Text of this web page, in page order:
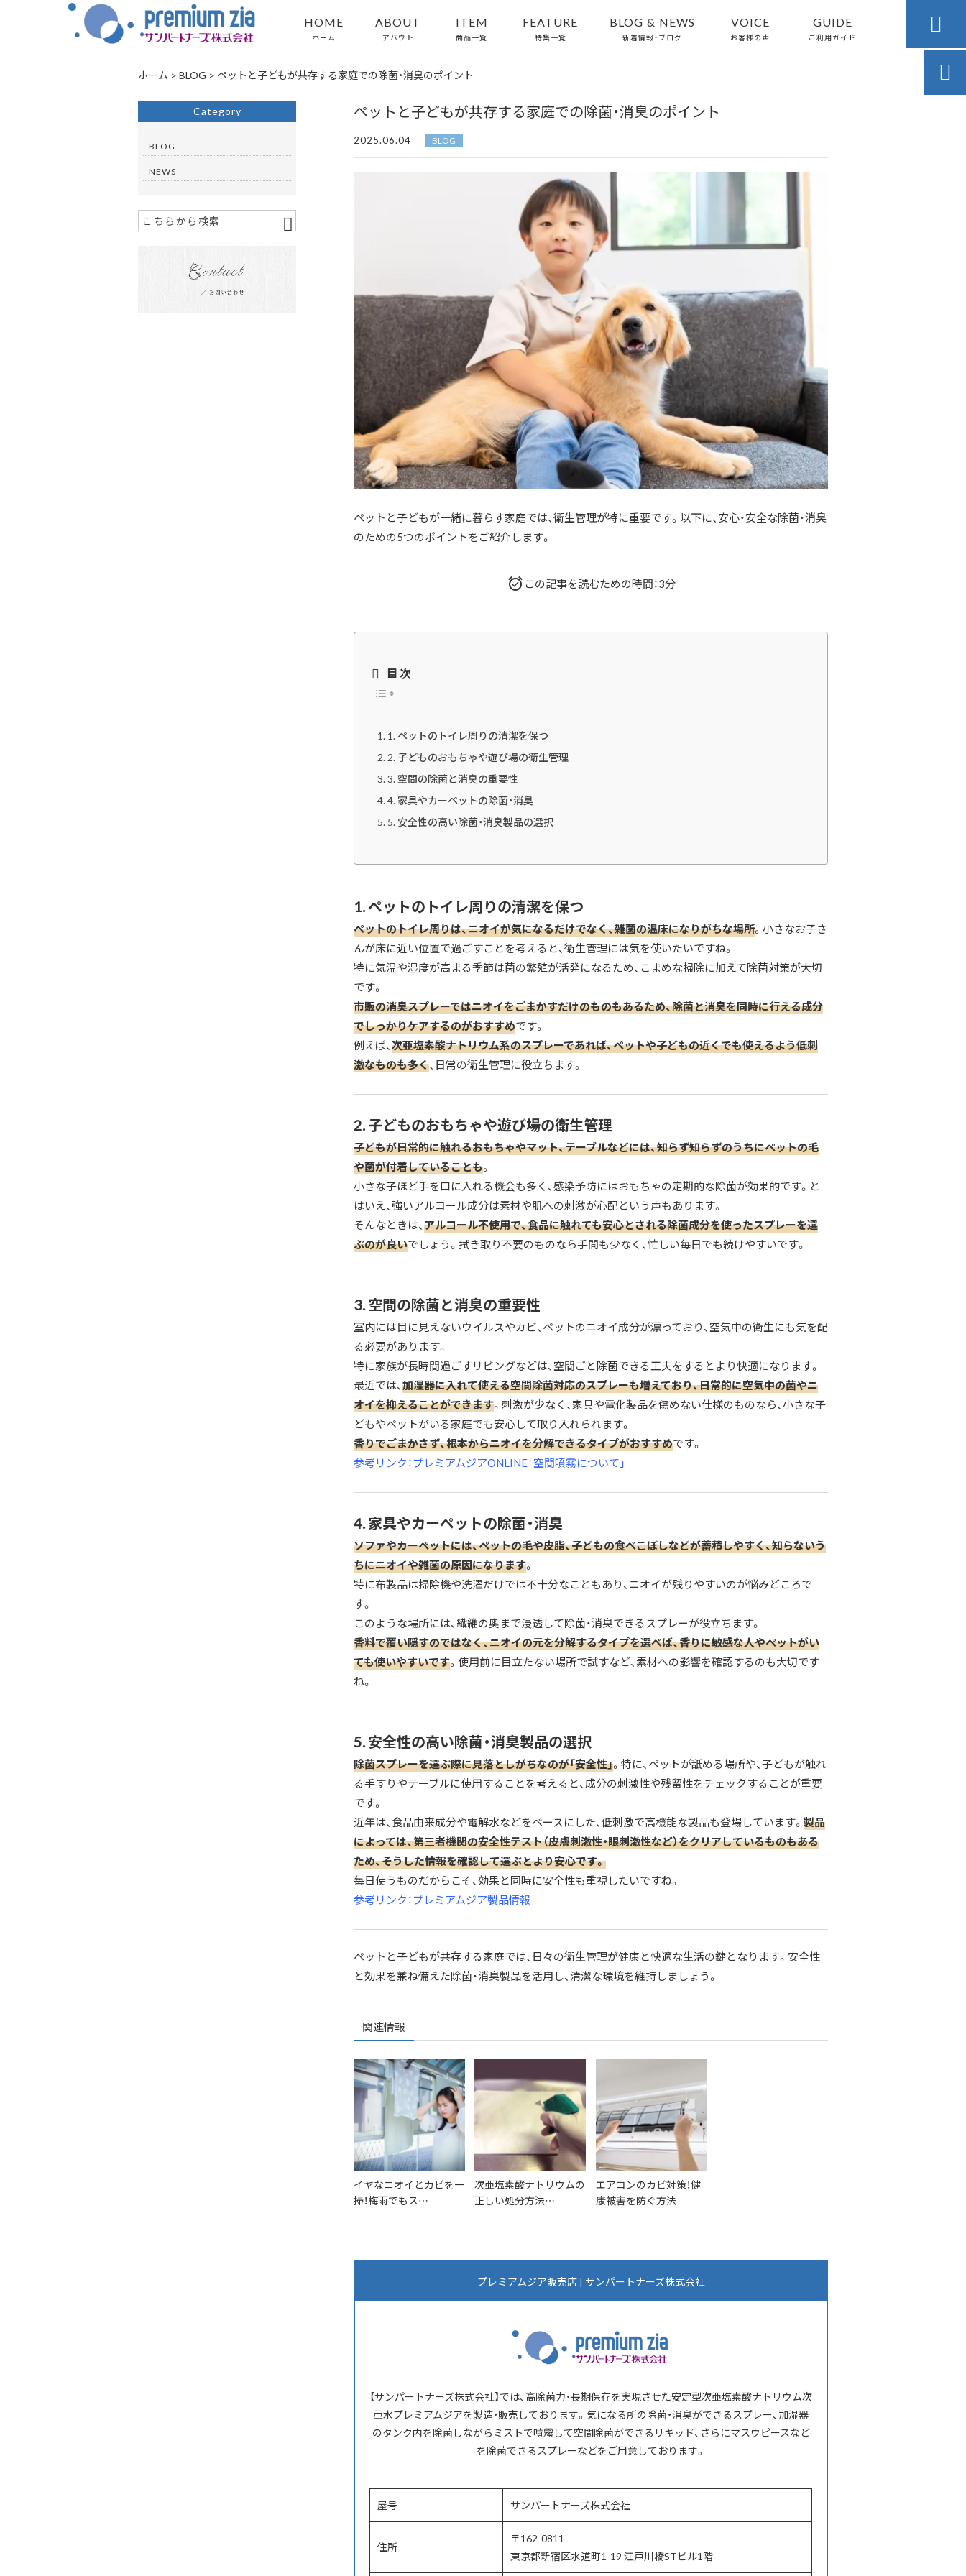
HOME
ホーム
ABOUT
アバウト
ITEM
商品一覧
FEATURE
特集一覧
BLOG & NEWS
新着情報・ブログ
VOICE
お客様の声
GUIDE
ご利用ガイド

ホーム > BLOG > ペットと子どもが共存する家庭での除菌・消臭のポイント
ペットと子どもが共存する家庭での除菌・消臭のポイント
2025.06.04 BLOG
ペットと子どもが一緒に暮らす家庭では、衛生管理が特に重要です。 以下に、安心・安全な除菌・消臭
のための5つのポイントをご紹介します。
この記事を読むための時間：3分
目次
1. ペットのトイレ周りの清潔を保つ
2. 子どものおもちゃや遊び場の衛生管理
3. 空間の除菌と消臭の重要性
4. 家具やカーペットの除菌・消臭
5. 安全性の高い除菌・消臭製品の選択
1. ペットのトイレ周りの清潔を保つ
ペットのトイレ周りは、ニオイが気になるだけでなく、雑菌の温床になりがちな場所。小さなお子さ
んが床に近い位置で過ごすことを考えると、衛生管理には気を使いたいですね。
特に気温や湿度が高まる季節は菌の繁殖が活発になるため、こまめな掃除に加えて除菌対策が大切
です。
市販の消臭スプレーではニオイをごまかすだけのものもあるため、除菌と消臭を同時に行える成分
でしっかりケアするのがおすすめです。
例えば、次亜塩素酸ナトリウム系のスプレーであれば、ペットや子どもの近くでも使えるよう低刺
激なものも多く、日常の衛生管理に役立ちます。
2. 子どものおもちゃや遊び場の衛生管理
子どもが日常的に触れるおもちゃやマット、テーブルなどには、知らず知らずのうちにペットの毛
や菌が付着していることも。
小さな子ほど手を口に入れる機会も多く、感染予防にはおもちゃの定期的な除菌が効果的です。と
はいえ、強いアルコール成分は素材や肌への刺激が心配という声もあります。
そんなときは、アルコール不使用で、食品に触れても安心とされる除菌成分を使ったスプレーを選
ぶのが良いでしょう。拭き取り不要のものなら手間も少なく、忙しい毎日でも続けやすいです。
3. 空間の除菌と消臭の重要性
室内には目に見えないウイルスやカビ、ペットのニオイ成分が漂っており、空気中の衛生にも気を配
る必要があります。
特に家族が長時間過ごすリビングなどは、空間ごと除菌できる工夫をするとより快適になります。
最近では、加湿器に入れて使える空間除菌対応のスプレーも増えており、日常的に空気中の菌やニ
オイを抑えることができます。刺激が少なく、家具や電化製品を傷めない仕様のものなら、小さな子
どもやペットがいる家庭でも安心して取り入れられます。
香りでごまかさず、根本からニオイを分解できるタイプがおすすめです。
参考リンク：プレミアムジアONLINE「空間噴霧について」
4. 家具やカーペットの除菌・消臭
ソファやカーペットには、ペットの毛や皮脂、子どもの食べこぼしなどが蓄積しやすく、知らないう
ちにニオイや雑菌の原因になります。
特に布製品は掃除機や洗濯だけでは不十分なこともあり、ニオイが残りやすいのが悩みどころで
す。
このような場所には、繊維の奥まで浸透して除菌・消臭できるスプレーが役立ちます。
香料で覆い隠すのではなく、ニオイの元を分解するタイプを選べば、香りに敏感な人やペットがい
ても使いやすいです。使用前に目立たない場所で試すなど、素材への影響を確認するのも大切です
ね。
5. 安全性の高い除菌・消臭製品の選択
除菌スプレーを選ぶ際に見落としがちなのが「安全性」。特に、ペットが舐める場所や、子どもが触れ
る手すりやテーブルに使用することを考えると、成分の刺激性や残留性をチェックすることが重要
です。
近年は、食品由来成分や電解水などをベースにした、低刺激で高機能な製品も登場しています。 製品
によっては、第三者機関の安全性テスト（皮膚刺激性・眼刺激性など）をクリアしているものもある
ため、そうした情報を確認して選ぶとより安心です。
毎日使うものだからこそ、効果と同時に安全性も重視したいですね。
参考リンク：プレミアムジア製品情報
ペットと子どもが共存する家庭では、日々の衛生管理が健康と快適な生活の鍵となります。 安全性
と効果を兼ね備えた除菌・消臭製品を活用し、清潔な環境を維持しましょう。
関連情報
イヤなニオイとカビを一
掃！梅雨でもス…
次亜塩素酸ナトリウムの
正しい処分方法…
エアコンのカビ対策！健
康被害を防ぐ方法
プレミアムジア販売店 | サンパートナーズ株式会社
【サンパートナーズ株式会社】では、高除菌力・長期保存を実現させた安定型次亜塩素酸ナトリウム次
亜水プレミアムジアを製造・販売しております。気になる所の除菌・消臭ができるスプレー、加湿器
のタンク内を除菌しながらミストで噴霧して空間除菌ができるリキッド、さらにマスウピースなど
を除菌できるスプレーなどをご用意しております。
屋号 サンパートナーズ株式会社
住所
〒162-0811
東京都新宿区水道町1-19 江戸川橋STビル1階
Category
BLOG
NEWS
